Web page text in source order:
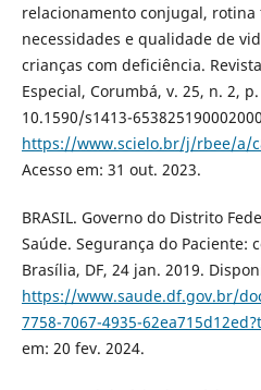
relacionamento conjugal,
necessidades e qualidade de
crianças com deficiência.
Especial, Corumbá, v. 25, n. 2,
10.1590/s1413-
https://www.scielo.br/j/rbee/a/
Acesso em: 31 out. 2023.
BRASIL. Governo do Distrito
Saúde. Segurança do Paciente:
Brasília, DF, 24 jan. 2019.
https://www.saude.df.gov.br/
7758-7067-4935-
em: 20 fev. 2024.